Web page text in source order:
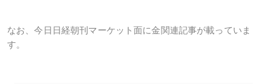
なお、今日日経朝刊マーケット面に金関連記事が載っていま
す。